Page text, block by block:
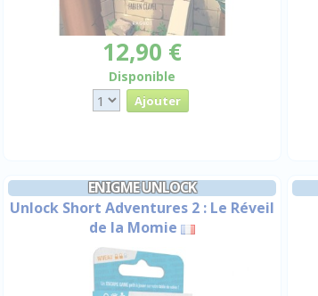
12,90 €
Disponible
ENIGME UNLOCK
Unlock Short Adventures 2 : Le Réveil
de la Momie